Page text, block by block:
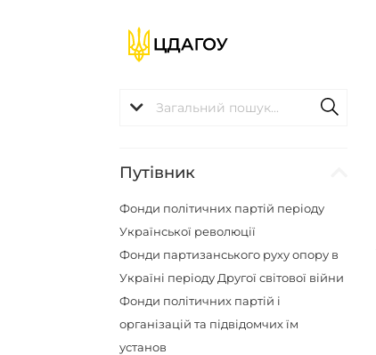
Путівник
Фонди політичних партій періоду
Української революції
Фонди партизанського руху опору в
Україні періоду Другої світової війни
Фонди політичних партій і
організацій та підвідомчих їм
установ